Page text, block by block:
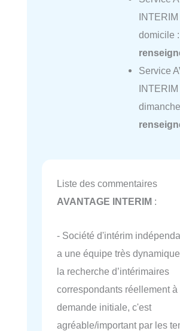
INTERIM
domicile :
Service
Liste des commentaires
AVANTAGE INTERIM :
- Société d'intérim
a une équipe très
la recherche d’intérimaires
correspondants réellement à
demande initiale, c'est
agréable/important par les